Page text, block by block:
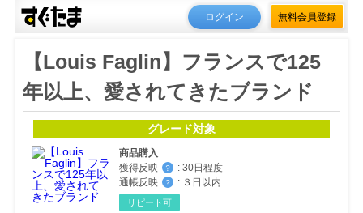
ログイン 無料会員登録
【Louis Faglin】フランスで125
年以上、愛されてきたブランド
グレード対象
商品購入
獲得反映
？ : 30日程度
通帳反映
？ : ３日以内
リピート可